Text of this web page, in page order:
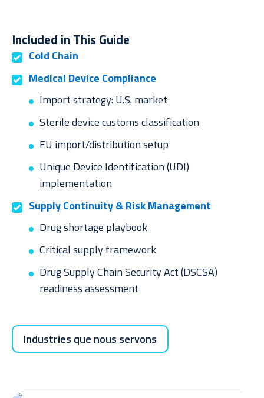
Included in This Guide
Cold Chain
Medical Device Compliance
Import strategy: U.S. market
Sterile device customs classification
EU import/distribution setup
Unique Device Identification (UDI)
implementation
Supply Continuity & Risk Management
Drug shortage playbook
Critical supply framework
Drug Supply Chain Security Act (DSCSA)
readiness assessment
Industries que nous servons